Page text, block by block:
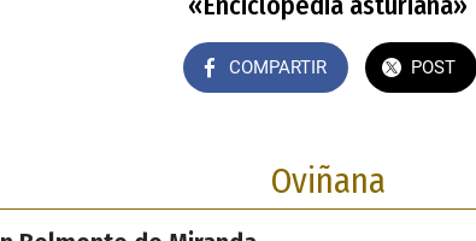
COMPARTIR POST
Oviñana